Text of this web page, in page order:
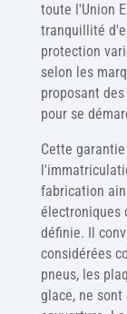
toute l'Union
tranquillité
protection
selon les
proposant
pour se
Cette
fabrication
électroniques
définie. Il
considérées
pneus, les
glace, ne